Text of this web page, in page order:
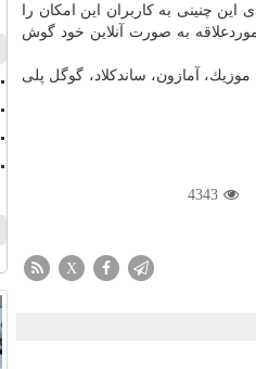
چنینی به كاربران این امكان را
به صورت آنلاین خود گوش
آمازون، ساندكلاد، گوگل پلی
4343
X